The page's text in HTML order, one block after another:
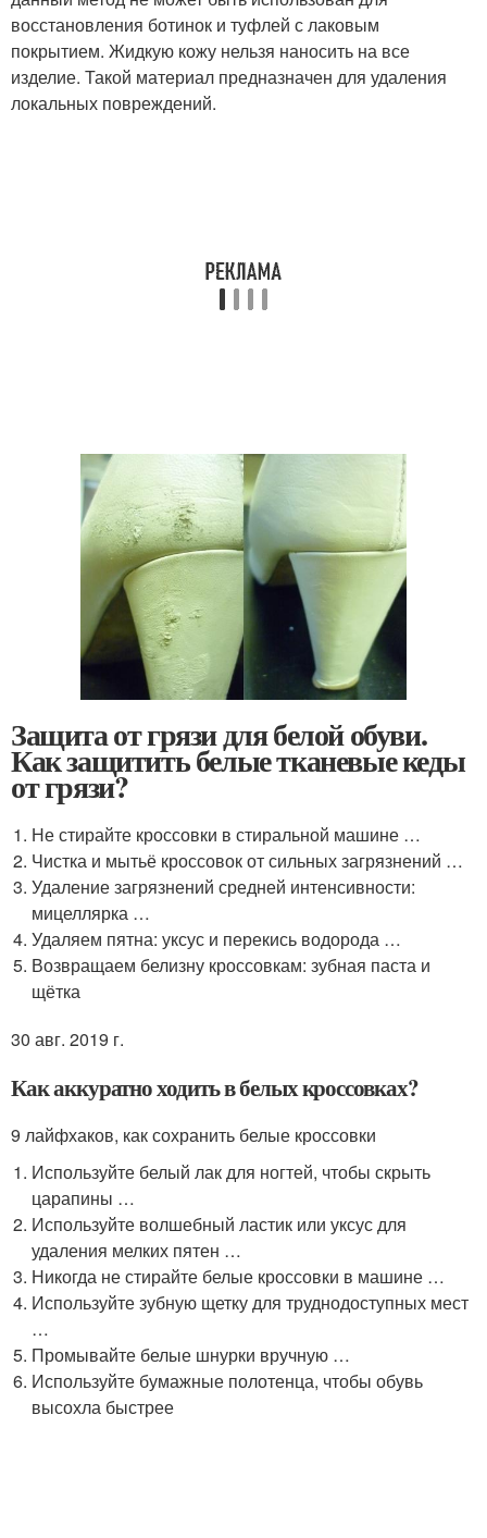
восстановления ботинок и туфлей с лаковым
покрытием. Жидкую кожу нельзя наносить на все
изделие. Такой материал предназначен для удаления
локальных повреждений.
Защита от грязи для белой обуви.
Как защитить белые тканевые кеды
от грязи?
Не стирайте кроссовки в стиральной машине …
Чистка и мытьё кроссовок от сильных загрязнений …
Удаление загрязнений средней интенсивности:
мицеллярка …
Удаляем пятна: уксус и перекись водорода …
Возвращаем белизну кроссовкам: зубная паста и
щётка
30 авг. 2019 г.
Как аккуратно ходить в белых кроссовках?
9 лайфхаков, как сохранить белые кроссовки
Используйте белый лак для ногтей, чтобы скрыть
царапины …
Используйте волшебный ластик или уксус для
удаления мелких пятен …
Никогда не стирайте белые кроссовки в машине …
Используйте зубную щетку для труднодоступных мест
…
Промывайте белые шнурки вручную …
Используйте бумажные полотенца, чтобы обувь
высохла быстрее